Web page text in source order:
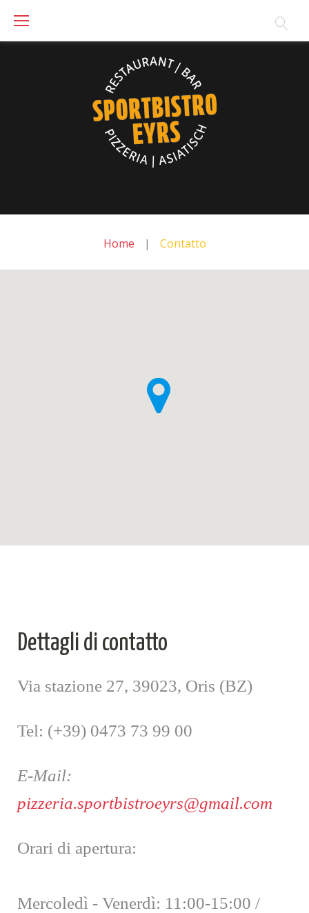
Skip
to
Home | Contatto
Dettagli di contatto
Via stazione 27, 39023, Oris (BZ)
Tel: (+39) 0473 73 99 00
E-Mail:
pizzeria.sportbistroeyrs@gmail.com
Orari di apertura:
Mercoledì - Venerdì: 11:00-15:00 /